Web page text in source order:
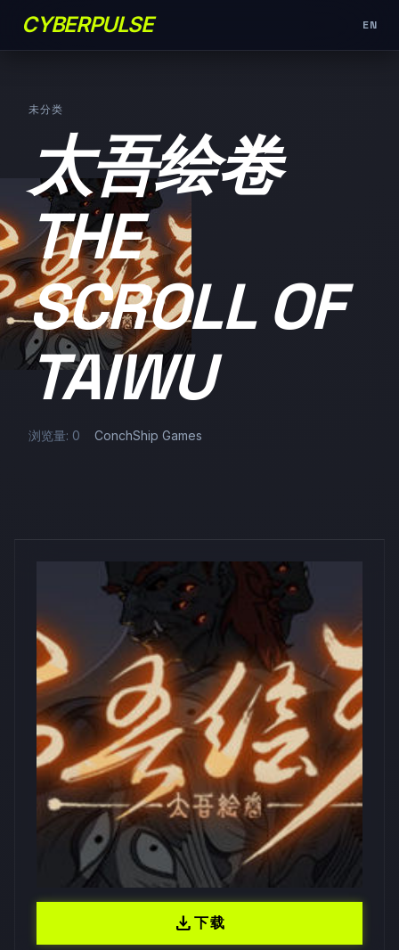
CYBERPULSE EN
未分类
太吾绘卷
THE
SCROLL OF
TAIWU
浏览量: 0 ConchShip Games
download下载